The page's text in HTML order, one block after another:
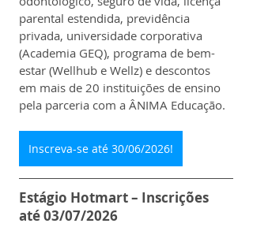
parental estendida, previdência
privada, universidade corporativa
(Academia GEQ), programa de bem-
estar (Wellhub e Wellz) e descontos
em mais de 20 instituições de ensino
pela parceria com a ÂNIMA Educação.
Inscreva-se até 30/06/2026!
Estágio Hotmart – Inscrições
até 03/07/2026